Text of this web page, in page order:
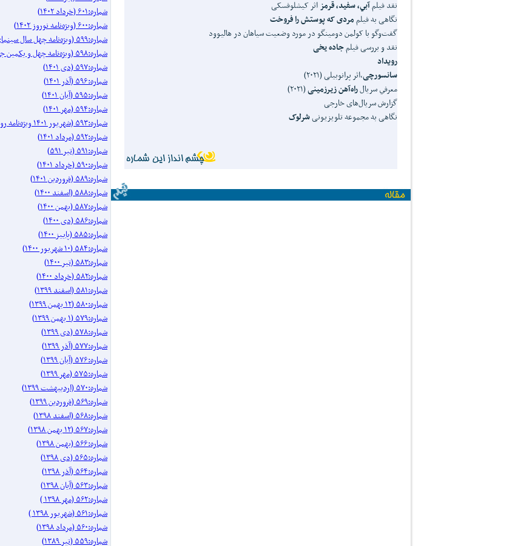
نقد فيلمآبي، سفيد، قرمز اثر کيشلوفسکی
نگاهی به فيلممردی که پوستش را فروخت
گفت‌وگو با کولمن دومينگو در مورد وضعيت سياهان در هاليوود
نقد و بررسی فيلمجاده يخی
رویداد
سانسورچی،اثر پرانوبيلی ‌(۲۰۲۱)
معرفي سريالراه‌آهن ‌زيرزمينی(۲۰۲۱)
گزارش سريال‌های خارجی
نگاهی به مجموعه ‌تلويزيونیشرلوک
شماره:۶۰۱ (خرداد ۱۴۰۲)
شماره:۶۰۰ (ویژه‌نامه نوروز ۱۴۰۲)
شماره:۵۹۹ (ویژه‌نامه چهل سال سینمای جنگ و دفاع مقدس)
شماره:۵۹۸ (ویژه‌نامه چهل و یکمین جشنواره فیلم فجر)
شماره:۵۹۷ (دی ۱۴۰۱)
شماره:۵۹۶ (آذر ۱۴۰۱)
شماره:۵۹۵ (آبان ۱۴۰۱)
شماره:۵۹۴ (مهر ۱۴۰۱)
شماره:۵۹۳ (شهریور ۱۴۰۱ ویژه‌نامه روز ملی سینما)
شماره:۵۹۲ (مرداد ۱۴۰۱)
شماره:۵۹۱ (تیر ۵۹۱)
شماره:۵۹۰ (خرداد ۱۴۰۱)
شماره:۵۸۹ (فروردین ۱۴۰۱)
شماره:۵۸۸ (اسفند ۱۴۰۰)
شماره:۵۸۷ (بهمن ۱۴۰۰)
شماره:۵۸۶ (دی ۱۴۰۰)
شماره:۵۸۵ (پاییز ۱۴۰۰)
شماره:۵۸۴ (۱۰ شهریور ۱۴۰۰)
شماره:۵۸۳ (تیر ۱۴۰۰)
شماره:۵۸۲ (خرداد ۱۴۰۰)
شماره:۵۸۱ (اسفند ۱۳۹۹)
شماره:۵۸۰ (۱۲ بهمن ۱۳۹۹)
شماره:۵۷۹ (۱ بهمن ۱۳۹۹)
شماره:۵۷۸ (دی ۱۳۹۹)
شماره:۵۷۷ (آذر ۱۳۹۹)
شماره:۵۷۶ (آبان ۱۳۹۹)
شماره:۵۷۵ (مهر ۱۳۹۹)
شماره:۵۷۰ (اردیبهشت ۱۳۹۹)
شماره:۵۶۹ (فروردین ۱۳۹۹)
شماره:۵۶۸ (اسفند ۱۳۹۸)
شماره:۵۶۷ (۱۲ بهمن ۱۳۹۸)
شماره:۵۶۶ (بهمن ۱۳۹۸)
شماره:۵۶۵ (دی ۱۳۹۸)
شماره:۵۶۴ (آذر ۱۳۹۸)
شماره:۵۶۳ (آیان ۱۳۹۸)
شماره:۵۶۲ (مهر ۱۳۹۸ )
شماره:۵۶۱ (شهریور ۱۳۹۸ )
شماره:۵۶۰ (مرداد ۱۳۹۸)
شماره:۵۵۹ (تیر ۱۳۸۹)